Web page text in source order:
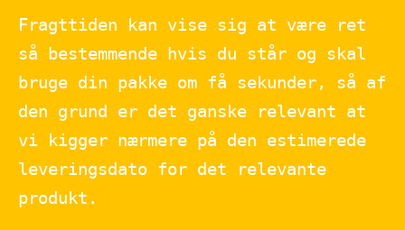
Fragttiden kan vise sig at være ret
så bestemmende hvis du står og skal
bruge din pakke om få sekunder, så af
den grund er det ganske relevant at
vi kigger nærmere på den estimerede
leveringsdato for det relevante
produkt.